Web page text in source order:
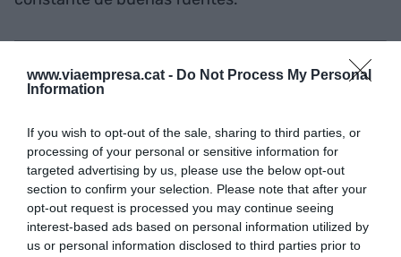
www.viaempresa.cat - Do Not Process My Personal
Information
If you wish to opt-out of the sale, sharing to third parties, or
processing of your personal or sensitive information for
targeted advertising by us, please use the below opt-out
section to confirm your selection. Please note that after your
opt-out request is processed you may continue seeing
interest-based ads based on personal information utilized by
us or personal information disclosed to third parties prior to
transacciones.
Y no al revés, como algunos nos quieren hacer
creer.
25 de marzo: Tenemos una responsabilidad con